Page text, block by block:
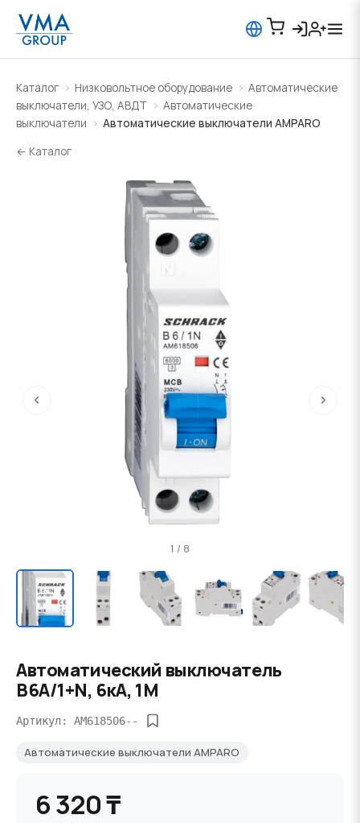
Каталог Низковольтное оборудование
Автоматические
выключатели, УЗО, АВДТ
Автоматические
выключатели
Автоматические выключатели AMPARO
← Каталог
‹ ›
1 / 8
Автоматический выключатель
B6А/1+N, 6кА, 1M
Артикул: AM618506--
Автоматические выключатели AMPARO
6 320 ₸